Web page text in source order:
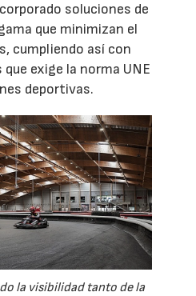
soluciones de
que minimizan el
cumpliendo así con
exige la norma UNE
deportivas.
la visibilidad tanto de la